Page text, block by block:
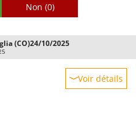
Non (0)
(CO)24/10/2025
Voir détails